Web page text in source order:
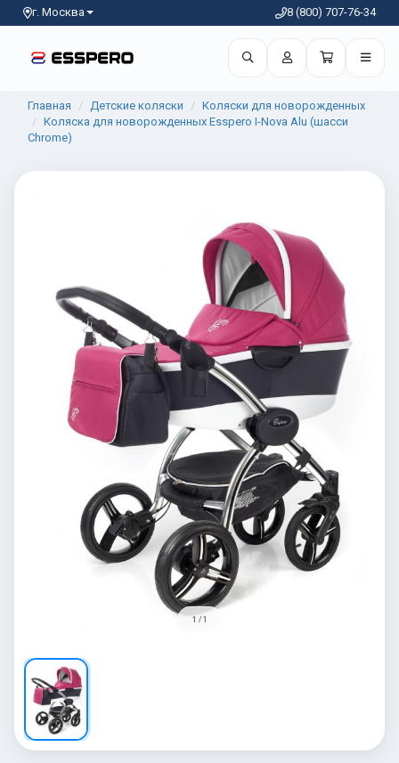
г. Москва 8 (800) 707-76-34
Главная Детские коляски
Коляски для новорожденных
Коляска для новорожденных Esspero I-Nova Alu (шасси
Chrome)
1 / 1